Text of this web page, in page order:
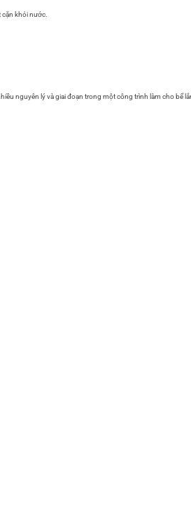
khỏi nước.
nguyên lý và giai đoạn trong một công trình làm cho bể